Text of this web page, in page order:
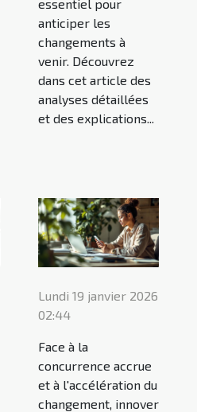
essentiel pour
anticiper les
changements à
venir. Découvrez
dans cet article des
analyses détaillées
et des explications...
Lundi 19 janvier 2026
02:44
Face à la
concurrence accrue
et à l'accélération du
changement, innover